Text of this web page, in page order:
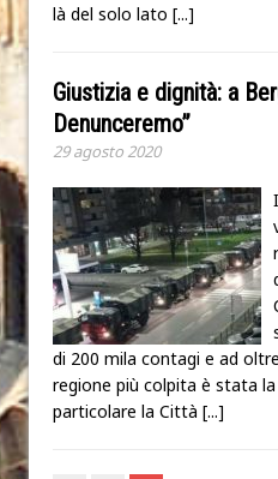
là del solo lato [...]
Giustizia e dignità: a
Denunceremo”
29 agosto 2020
di 200 mila contagi e ad
regione più colpita è stata
particolare la Città [...]